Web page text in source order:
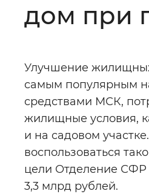
Цвет сайта:
Изображения:
Звуковой
Вернуть
дом при
Улучшение жилищных
самым популярным
средствами МСК,
жилищные условия,
и на садовом
воспользоваться
цели Отделение СФР
3,3 млрд рублей.